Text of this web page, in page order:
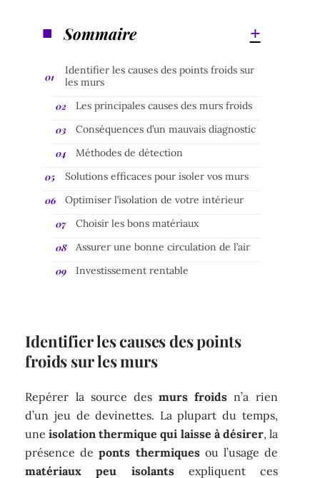
Sommaire
Identifier les causes des points froids sur
les murs
Les principales causes des murs froids
Conséquences d’un mauvais diagnostic
Méthodes de détection
Solutions efficaces pour isoler vos murs
Optimiser l’isolation de votre intérieur
Choisir les bons matériaux
Assurer une bonne circulation de l’air
Investissement rentable
Identifier les causes des points
froids sur les murs
Repérer la source desmurs froids n’a rien
d’un jeu de devinettes. La plupart du temps,
uneisolation thermique qui laisse à désirer, la
présence deponts thermiquesou l’usage de
matériaux peu isolantsexpliquent ces